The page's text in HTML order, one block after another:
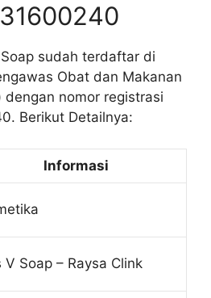
sudah terdaftar di
Obat dan Makanan
dengan nomor registrasi
Berikut Detailnya:
Informasi
V Soap – Raysa Clink